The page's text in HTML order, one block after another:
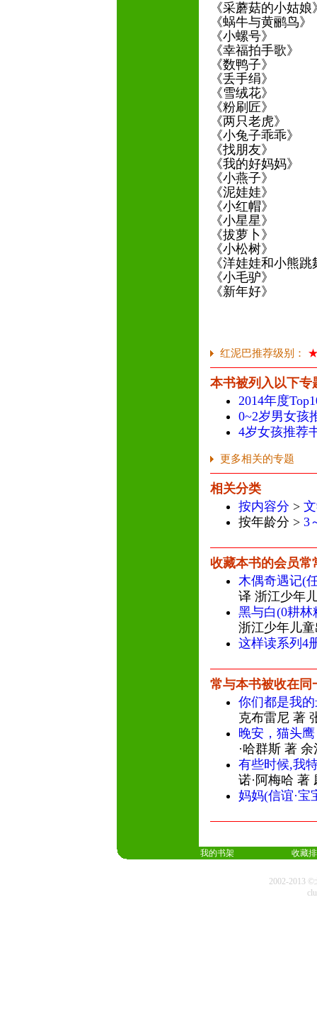
《采蘑菇的小姑
《蜗牛与黄鹂鸟》
《小螺号》
《幸福拍手歌》
《数鸭子》
《丢手绢》
《雪绒花》
《粉刷匠》
《两只老虎》
《小兔子乖乖》
《找朋友》
《我的好妈妈》
《小燕子》
《泥娃娃》
《小红帽》
《小星星》
《拔萝卜》
《小松树》
《洋娃娃和小熊
《小毛驴》
《新年好》
红泥巴推荐级别：
本书被列入以下专
2014年度
0~2岁男女孩
4岁女孩推荐
更多相关的专题
相关分类
按内容分 >
按年龄分 > 3
收藏本书的会员常
木偶奇遇记(
译 浙江少年
黑与白(0耕林
浙江少年儿
这样读系列4
常与本书被收在同
你们都是我
克布雷尼 著
晚安，猫头
·哈群斯 著
有些时候,我
诺·阿梅哈 著
妈妈(信谊·宝
我的书架 收藏
2002-2013